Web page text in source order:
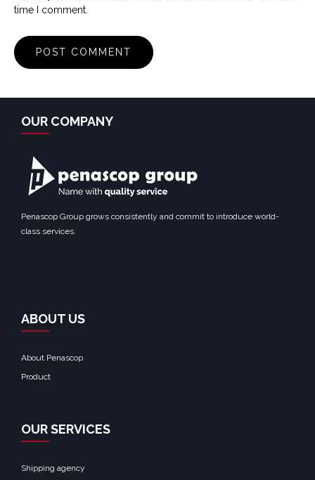
time I comment.
OUR COMPANY
Penascop Group grows consistently and commit to introduce world-
class services.
ABOUT US
About Penascop
Product
OUR SERVICES
Shipping agency